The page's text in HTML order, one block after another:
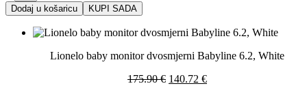
Dodaj u košaricu KUPI SADA
Lionelo baby monitor dvosmjerni Babyline 6.2, White
175.90€ 140.72 €